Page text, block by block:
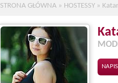
STRONA GŁÓWNA » HOSTESSY »